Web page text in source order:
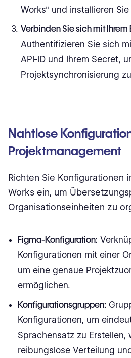
Works" und installieren Sie
Verbinden Sie sich mit Ihrem
Authentifizieren Sie sich
API-ID und Ihrem Secret,
Projektsynchronisierung
Nahtlose
Projektmanagement
Richten Sie Konfigurationen
Works ein, um
Organisationseinheiten zu
Figma-Konfiguration:
Konfigurationen mit einer
um eine genaue
ermöglichen.
Konfigurationsgruppen:
Konfigurationen, um
Sprachensatz zu Erstellen,
reibungslose Verteilung